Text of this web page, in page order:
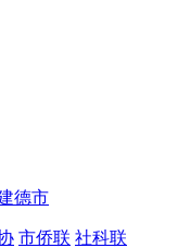
德市
市侨联 社科联